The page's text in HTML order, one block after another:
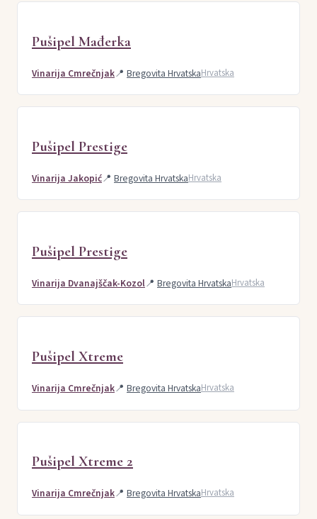
Pušipel Mađerka
Vinarija Cmrečnjak📍 Bregovita HrvatskaHrvatska
Pušipel Prestige
Vinarija Jakopić📍 Bregovita HrvatskaHrvatska
Pušipel Prestige
Vinarija Dvanajščak-Kozol📍 Bregovita HrvatskaHrvatska
Pušipel Xtreme
Vinarija Cmrečnjak📍 Bregovita HrvatskaHrvatska
Pušipel Xtreme 2
Vinarija Cmrečnjak📍 Bregovita HrvatskaHrvatska